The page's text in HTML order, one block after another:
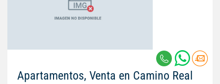
Apartamentos, Venta en Camino Real